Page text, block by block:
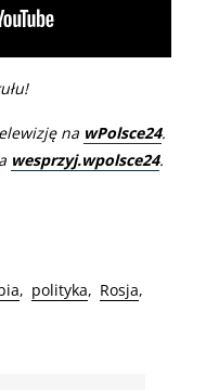
na wPolsce24.
wesprzyj.wpolsce24.
polityka
Rosja